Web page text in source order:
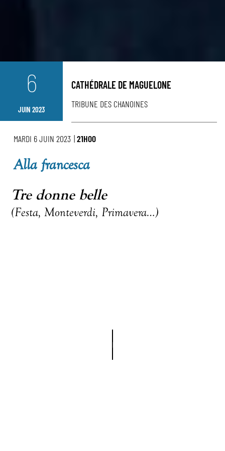
6
JUIN 2023
CATHÉDRALE DE MAGUELONE
TRIBUNE DES CHANOINES
MARDI 6 JUIN 2023 |21H00
Alla francesca
Tre donne belle
(Festa, Monteverdi, Primavera…)
RÉSERVER EN LIGNE